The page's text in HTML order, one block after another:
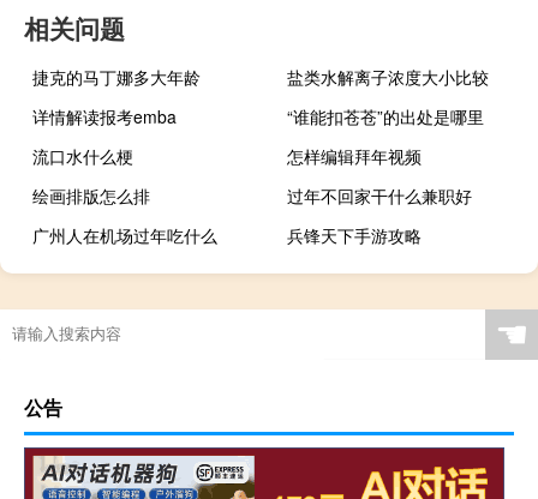
相关问题
捷克的马丁娜多大年龄
盐类水解离子浓度大小比较
详情解读报考emba
“谁能扣苍苍”的出处是哪里
流口水什么梗
怎样编辑拜年视频
绘画排版怎么排
过年不回家干什么兼职好
广州人在机场过年吃什么
兵锋天下手游攻略
☚
公告